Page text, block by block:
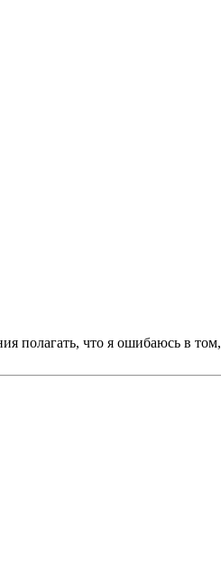
полагать, что я ошибаюсь в том,